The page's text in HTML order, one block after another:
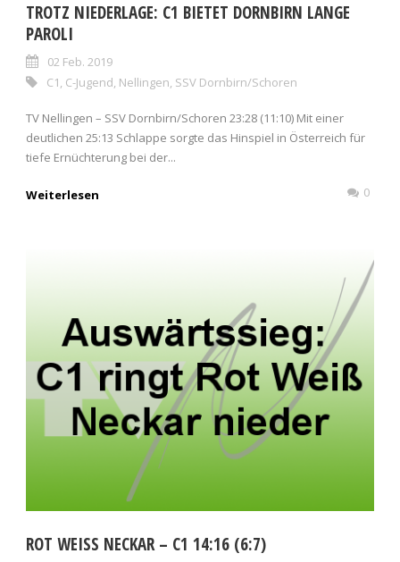
TROTZ NIEDERLAGE: C1 BIETET DORNBIRN LANGE
PAROLI
02 Feb. 2019
C1, C-Jugend, Nellingen, SSV Dornbirn/Schoren
TV Nellingen – SSV Dornbirn/Schoren 23:28 (11:10) Mit einer
deutlichen 25:13 Schlappe sorgte das Hinspiel in Österreich für
tiefe Ernüchterung bei der...
Weiterlesen 0
ROT WEISS NECKAR – C1 14:16 (6:7)